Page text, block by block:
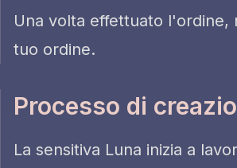
Una volta effettuato l'ordine,
tuo ordine.
Processo di
La sensitiva Luna inizia a